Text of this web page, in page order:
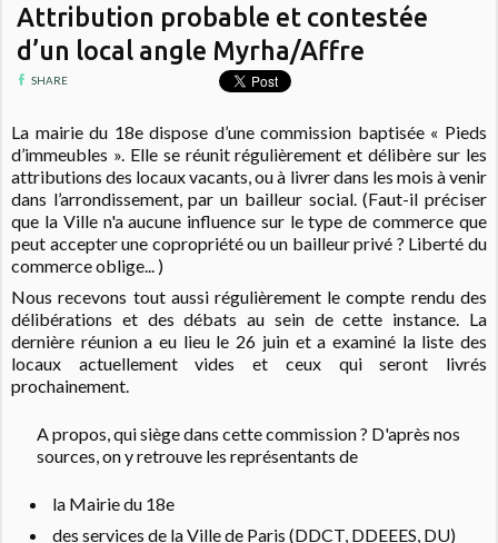
Attribution probable et contestée
d’un local angle Myrha/Affre
SHARE
La mairie du 18e dispose d’une commission baptisée « Pieds
d’immeubles ». Elle se réunit régulièrement et délibère sur les
attributions des locaux vacants, ou à livrer dans les mois à venir
dans l’arrondissement, par un bailleur social. (Faut-il préciser
que la Ville n'a aucune influence sur le type de commerce que
peut accepter une copropriété ou un bailleur privé ? Liberté du
commerce oblige... )
Nous recevons tout aussi régulièrement le compte rendu des
délibérations et des débats au sein de cette instance. La
dernière réunion a eu lieu le 26 juin et a examiné la liste des
locaux actuellement vides et ceux qui seront livrés
prochainement.
A propos, qui siège dans cette commission ? D'après nos
sources, on y retrouve les représentants de
la Mairie du 18e
des services de la Ville de Paris (DDCT, DDEEES, DU)